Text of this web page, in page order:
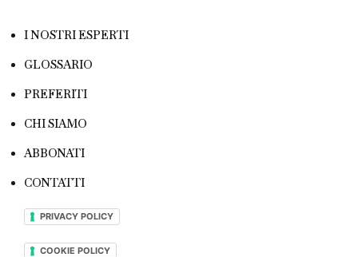
I NOSTRI ESPERTI
GLOSSARIO
PREFERITI
CHI SIAMO
ABBONATI
CONTATTI
PRIVACY POLICY
COOKIE POLICY